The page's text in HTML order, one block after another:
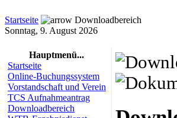
Startseite
Downloadbereich
Sonntag, 9. August 2026
Hauptmenü...
Startseite
Online-Buchungssystem
Vorstandschaft und Verein
TCS Aufnahmeantrag
Downloadbereich